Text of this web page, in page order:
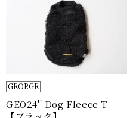
GEORGE
GEO24'' Dog Fleece T